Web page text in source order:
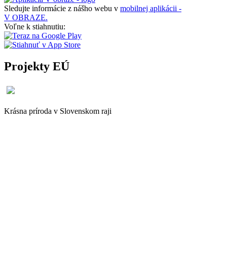
Sledujte informácie z nášho webu v mobilnej aplikácii -
V OBRAZE.
Voľne k stiahnutiu:
Projekty EÚ
Krásna príroda v Slovenskom raji